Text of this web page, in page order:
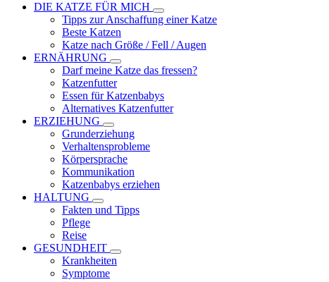
DIE KATZE FÜR MICH
Tipps zur Anschaffung einer Katze
Beste Katzen
Katze nach Größe / Fell / Augen
ERNÄHRUNG
Darf meine Katze das fressen?
Katzenfutter
Essen für Katzenbabys
Alternatives Katzenfutter
ERZIEHUNG
Grunderziehung
Verhaltensprobleme
Körpersprache
Kommunikation
Katzenbabys erziehen
HALTUNG
Fakten und Tipps
Pflege
Reise
GESUNDHEIT
Krankheiten
Symptome